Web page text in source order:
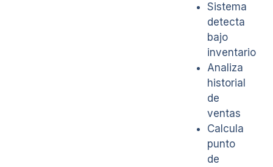
Sistema
detecta
bajo
inventario
Analiza
historial
de
ventas
Calcula
punto
de